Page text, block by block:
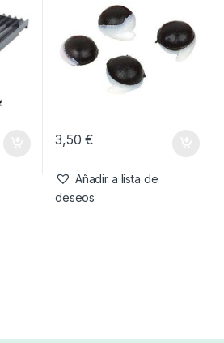
3,50€
Añadir a lista de
deseos